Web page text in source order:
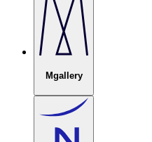
Mgallery